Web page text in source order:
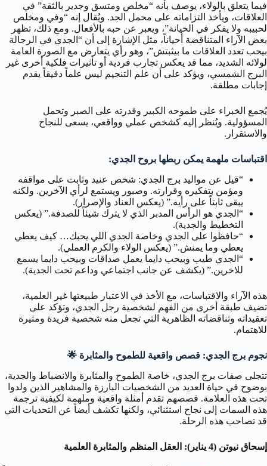
فيما يتعلق بالولاء، يوصف بأنه “مخلص ومتسق وجدير بالثقة” في
العلاقات، ويأخذ التزاماته على محمل الجد. ويُقال إنه “وفي ومخلص
لحبيبه ولا يفكر في الخيانة”، ويعبر عن حبه بالأفعال. ومع ذلك، تظهر
بعض الآراء المتناقضة أحياناً، مثل الإشارة إلى أن “الجدي في الرجالة
بيحب تعدد العلاقات ما بيثبتش”، وهو رأي يتعارض مع الصورة العامة
لولائه الشديد، مما قد يعكس تجارب فردية أو تأثيرات فلكية أخرى غير
البرج الشمسي، ويؤكد على أن علم التنجيم ليس علماً دقيقاً يقدم
إجابات مطلقة.
يُجمع الخبراء على طموحه الكبير وقدرته على الصبر وتحمل
المسؤولية. ويُنظر إليه كشخص عملي وواقعي، يسعى للنجاح
والاستقرار.
اقتباسات ملهمة يمكن ربطها بروح الجدي:
“قيل عن مواليد برج الجدي: شخص عنيد وثابت على مواقفه
ومؤمن بتفكيره وقرارته. وصبور ويستمع لرأي الآخرين. ولكنه
يبقى ثابتاً على رأيه.” (يعكس العناد والإصرار).
“الجدي هو الرأس المدبر الذي لا يترك شيئاً للصدفة.” (يعكس
التخطيط والجدية).
“حافظوا على الجدي وخاصة الجدي اللي يحبك… كيف يعطي
يعطي وما يمنش.” (يعكس الولاء والكرم العملي).
“الجدي طيب وبيحب دايما يعمل صداقات وبيحب دايما يسمع
للاخرين.” (يكشف عن جانب اجتماعي وداعم تحت الجدية).
هذه الآراء والاقتباسات، مع الأخذ في الاعتبار طبيعتها غير العلمية،
تضيف طبقة أخرى من الفهم لشخصية رجل الجدي، وتؤكد على
تعقيداته وتناقضاته الظاهرية التي تجعل منه شخصية فريدة ومثيرة
للاهتمام.
نجوم برج الجدي: قصص واقعية للطموح والمثابرة 🌟
تتجلى صفات برج الجدي، خاصة الطموح والمثابرة والانضباط والجدية،
بوضوح في حياة العديد من الشخصيات البارزة والمشاهير الذين ولدوا
تحت هذه العلامة. قصصهم تقدم أمثلة واقعية وملهمة لكيفية ترجمة
هذه السمات إلى نجاح استثنائي، ولكنها تكشف أيضاً عن التحديات التي
قد تصاحب هذه الرحلة.
إسحاق نيوتن (4 يناير): العقل المنظم والمثابرة العلمية